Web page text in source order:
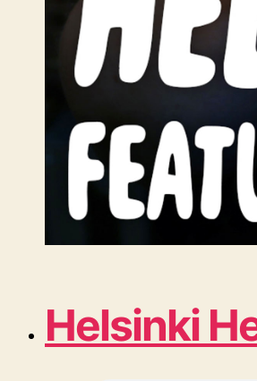
Helsinki